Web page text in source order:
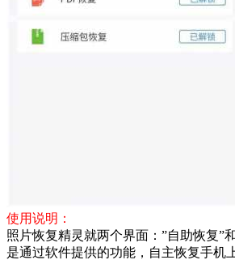
使用说明：
照片恢复精灵就两个界面：”自助恢复”
是通过软件提供的功能，自主恢复手机